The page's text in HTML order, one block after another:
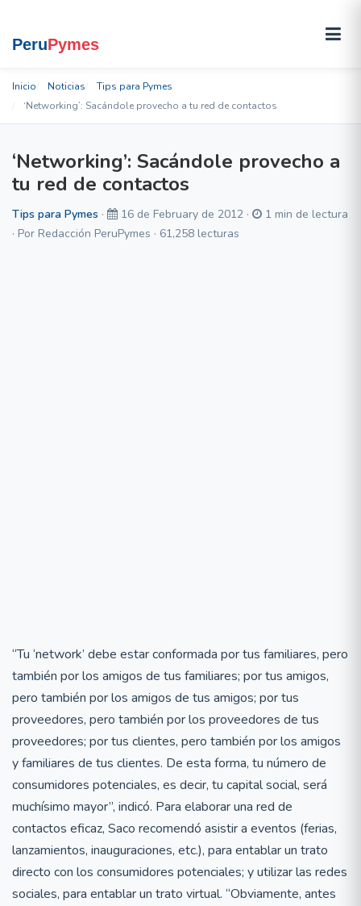
Inicio Noticias
Tips para Pymes
‘Networking’: Sacándole provecho a tu red de contactos
‘Networking’: Sacándole provecho a
tu red de contactos
Tips para Pymes · 16 de February de 2012 ·
1 min de lectura
· Por Redacción PeruPymes · 61,258 lecturas
“Tu ‘network’ debe estar conformada por tus familiares, pero
también por los amigos de tus familiares; por tus amigos,
pero también por los amigos de tus amigos; por tus
proveedores, pero también por los proveedores de tus
proveedores; por tus clientes, pero también por los amigos
y familiares de tus clientes. De esta forma, tu número de
consumidores potenciales, es decir, tu capital social, será
muchísimo mayor”, indicó. Para elaborar una red de
contactos eficaz, Saco recomendó asistir a eventos (ferias,
lanzamientos, inauguraciones, etc.), para entablar un trato
directo con los consumidores potenciales; y utilizar las redes
sociales, para entablar un trato virtual. “Obviamente, antes